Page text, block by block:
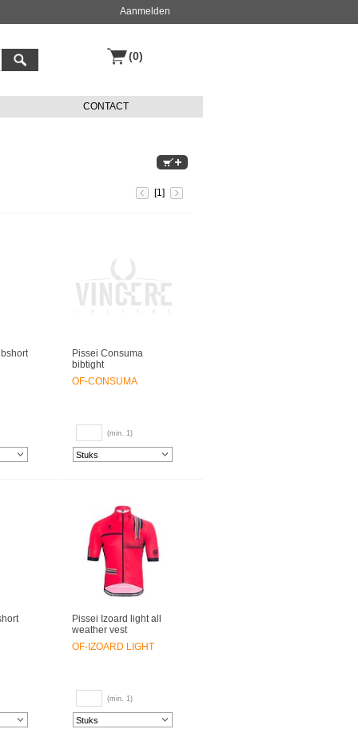
Aanmelden
(0)
CONTACT
[1]
Pissei Consuma
bibtight
OF-CONSUMA
(min. 1)
Pissei Izoard light all
weather vest
OF-IZOARD LIGHT
(min. 1)